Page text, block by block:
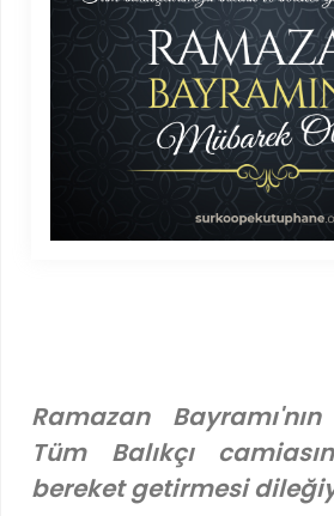
Ramazan
Tüm Balıkçı
bereket getirmesi